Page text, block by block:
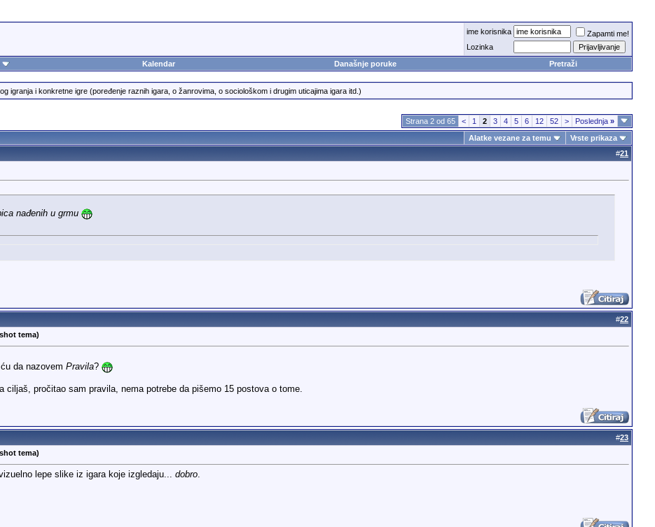
ime korisnika
Zapamti me!
Lozinka
Kalendar Današnje poruke Pretraži
igranja i konkretne igre (poređenje raznih igara, o žanrovima, o sociološkom i drugim uticajima igara itd.)
Strana 2 od 65 < 1 2 3 4 5 6 12 52 > Poslednja »
Alatke vezane za temu
Vrste prikaza
#21
nađenih u grmu
#22
tema)
da nazovem Pravila?
ciljaš, pročitao sam pravila, nema potrebe da pišemo 15 postova o tome.
#23
tema)
lepe slike iz igara koje izgledaju... dobro.